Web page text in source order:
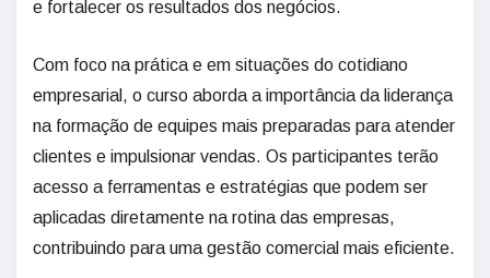
e fortalecer os resultados dos negócios.
Com foco na prática e em situações do cotidiano
empresarial, o curso aborda a importância da liderança
na formação de equipes mais preparadas para atender
clientes e impulsionar vendas. Os participantes terão
acesso a ferramentas e estratégias que podem ser
aplicadas diretamente na rotina das empresas,
contribuindo para uma gestão comercial mais eficiente.